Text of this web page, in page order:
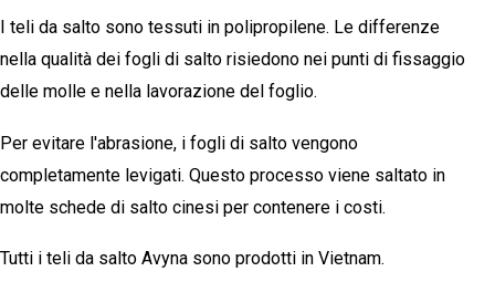
I teli da salto sono tessuti in polipropilene. Le differenze
nella qualità dei fogli di salto risiedono nei punti di fissaggio
delle molle e nella lavorazione del foglio.
Per evitare l'abrasione, i fogli di salto vengono
completamente levigati. Questo processo viene saltato in
molte schede di salto cinesi per contenere i costi.
Tutti i teli da salto Avyna sono prodotti in Vietnam.